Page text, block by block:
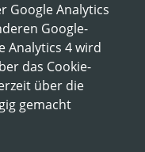
Google Analytics
Google-
Analytics 4 wird
das Cookie-
über die
gemacht